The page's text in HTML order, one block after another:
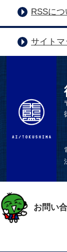
RSSにつ
サイトマ
お問い